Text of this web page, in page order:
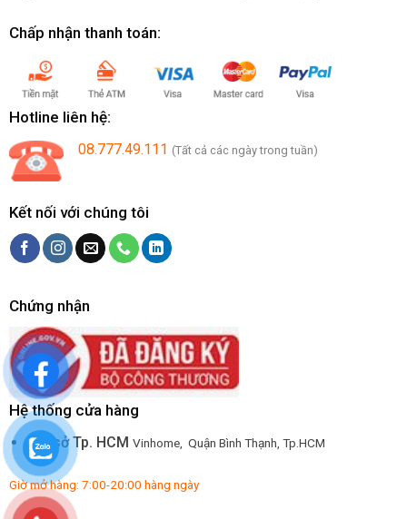
Chấp nhận thanh toán:
Hotline liên hệ:
08.777.49.111 (Tất cả các ngày trong tuần)
Kết nối với chúng tôi
Chứng nhận
Hệ thống cửa hàng
Trụ sở Tp. HCM Vinhome, Quận Bình Thạnh, Tp.HCM
Giờ mở hàng: 7:00-20:00 hàng ngày